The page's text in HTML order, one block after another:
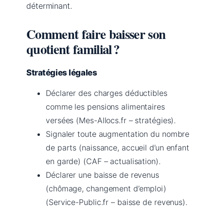
déterminant.
Comment faire baisser son
quotient familial ?
Stratégies légales
Déclarer des charges déductibles
comme les pensions alimentaires
versées (Mes-Allocs.fr – stratégies).
Signaler toute augmentation du nombre
de parts (naissance, accueil d’un enfant
en garde) (CAF – actualisation).
Déclarer une baisse de revenus
(chômage, changement d’emploi)
(Service-Public.fr – baisse de revenus).